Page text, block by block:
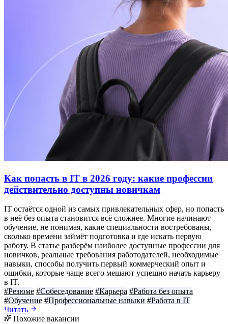
Как попасть в IT в 2026 году: какие профессии
действительно доступны новичкам
IT остаётся одной из самых привлекательных сфер, но попасть
в неё без опыта становится всё сложнее. Многие начинают
обучение, не понимая, какие специальности востребованы,
сколько времени займёт подготовка и где искать первую
работу. В статье разберём наиболее доступные профессии для
новичков, реальные требования работодателей, необходимые
навыки, способы получить первый коммерческий опыт и
ошибки, которые чаще всего мешают успешно начать карьеру
в IT.
#Резюме #Собеседование #Карьера #Работа без опыта
#Обучение #Профессиональные навыки #Работа в IT
Читать
Похожие вакансии